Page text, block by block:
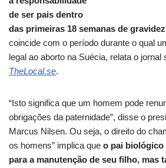
de ser pais dentro
das primeiras 18 semanas de
coincide com o período durante o qual
legal ao aborto na Suécia, relata o jornal
TheLocal.se.
“Isto significa que um homem pode
obrigações da paternidade”, disse o
Marcus Nilsen. Ou seja, o direito do
os homens” implica que o pai biológico
paraa manutenção de seu filho, mas